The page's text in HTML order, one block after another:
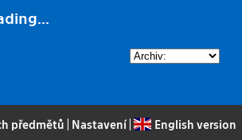
předmětů Nastavení| English version